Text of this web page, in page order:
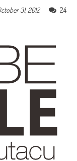
31, 2012
24